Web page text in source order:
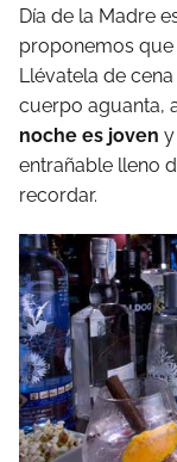
Día de la Madre
proponemos que
Llévatela de
cuerpo aguanta,
noche es joven
entrañable lleno
recordar.